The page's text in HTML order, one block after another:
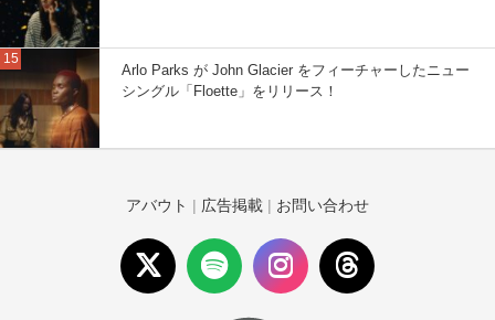
Arlo Parks が John Glacier をフィーチャーしたニュー
シングル「Floette」をリリース！
アバウト | 広告掲載 | お問い合わせ